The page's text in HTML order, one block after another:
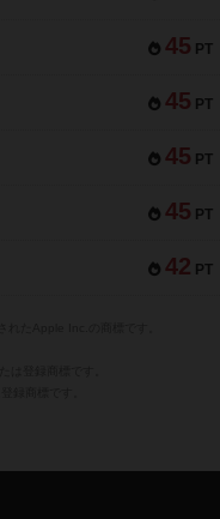
45 PT
45 PT
45 PT
45 PT
42 PT